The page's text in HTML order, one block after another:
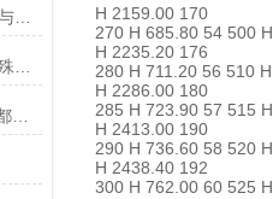
双面齿同步带选购要点、日常使用与维护
SPA型进口三角带老化的主要原因都有哪些呢？
H 2159.00 170
270 H 685.80 54 500
H 2235.20 176
280 H 711.20 56 510
H 2286.00 180
285 H 723.90 57 515
H 2413.00 190
290 H 736.60 58 520
H 2438.40 192
300 H 762.00 60 525